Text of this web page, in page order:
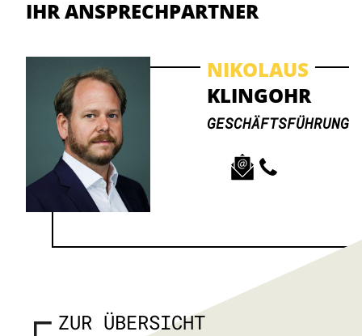
IHR ANSPRECHPARTNER
NIKOLAUS
KLINGOHR
GESCHÄFTSFÜHRUNG
ZUR ÜBERSICHT